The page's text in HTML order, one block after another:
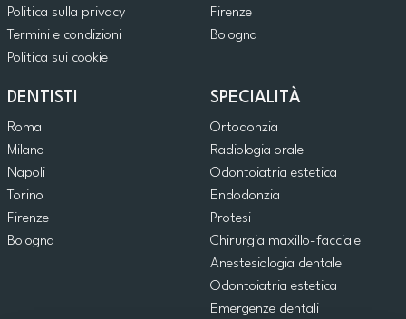
Politica sulla privacy
Termini e condizioni
Politica sui cookie
Firenze
Bologna
DENTISTI
Roma
Milano
Napoli
Torino
Firenze
Bologna
SPECIALITÀ
Ortodonzia
Radiologia orale
Odontoiatria estetica
Endodonzia
Protesi
Chirurgia maxillo-facciale
Anestesiologia dentale
Odontoiatria estetica
Emergenze dentali